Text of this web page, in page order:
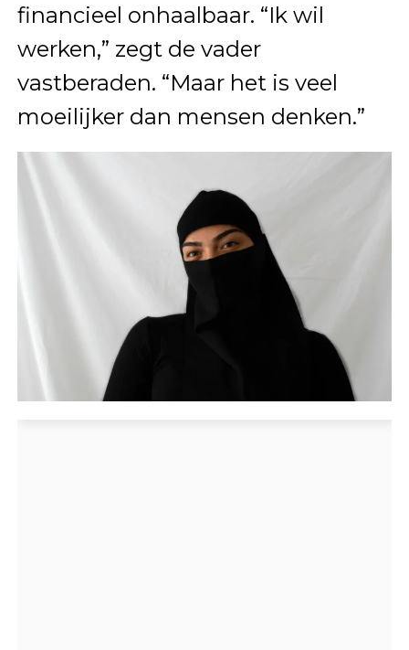
financieel onhaalbaar. “Ik wil
werken,” zegt de vader
vastberaden. “Maar het is veel
moeilijker dan mensen denken.”